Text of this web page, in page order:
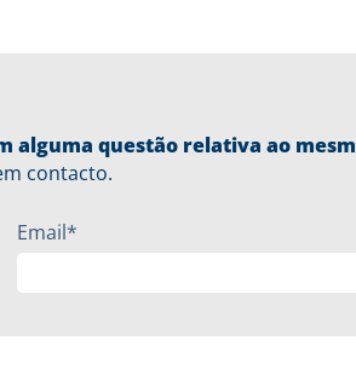
alguma questão relativa ao
contacto.
Email*